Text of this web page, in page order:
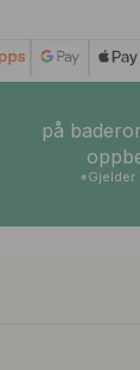
på
*Gjelder